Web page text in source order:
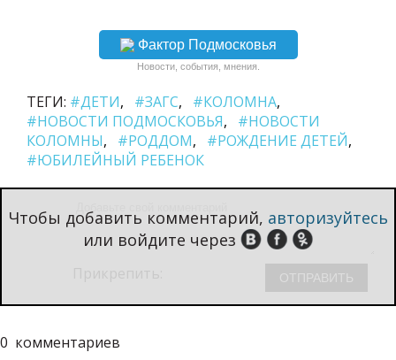
Фактор Подмосковья
Новости, события, мнения.
ТЕГИ: #ДЕТИ #ЗАГС
#КОЛОМНА
#НОВОСТИ ПОДМОСКОВЬЯ
#НОВОСТИ
КОЛОМНЫ
#РОДДОМ
#РОЖДЕНИЕ ДЕТЕЙ
#ЮБИЛЕЙНЫЙ РЕБЕНОК
Чтобы добавить комментарий, авторизуйтесь
или войдите через
0 комментариев